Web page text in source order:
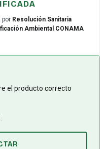
por Resolución Sanitaria
Ambiental CONAMA
el producto correcto